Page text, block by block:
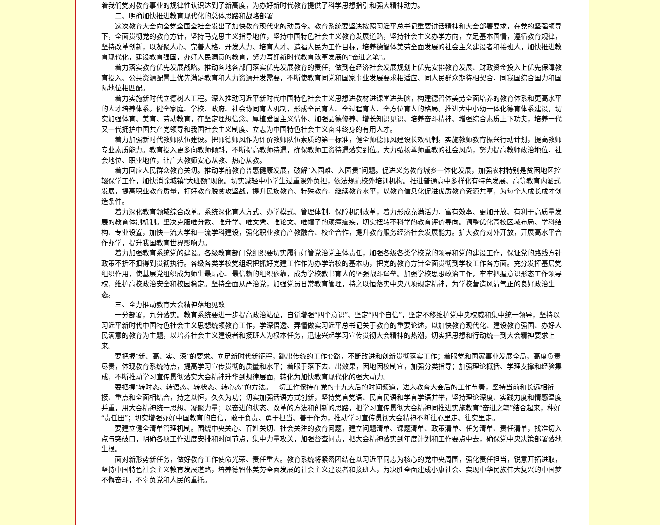
着我们党对教育事业的规律性认识达到了新高度，为办好新时代教育提供了科学思想指引和强大精神动力。
二、明确加快推进教育现代化的总体思路和战略部署
这次教育大会向全党全国全社会发出了加快教育现代化的动员令。教育系统要坚决按照习近平总书记重要讲话精神和大会部署要求，在党的坚强领导
下，全面贯彻党的教育方针，坚持马克思主义指导地位，坚持中国特色社会主义教育发展道路，坚持社会主义办学方向，立足基本国情，遵循教育规律，
坚持改革创新，以凝聚人心、完善人格、开发人力、培育人才、造福人民为工作目标，培养德智体美劳全面发展的社会主义建设者和接班人，加快推进教
育现代化，建设教育强国，办好人民满意的教育，努力写好新时代教育改革发展的“奋进之笔”。
着力落实教育优先发展战略。推动各地各部门落实优先发展教育的责任，做到在经济社会发展规划上优先安排教育发展、财政资金投入上优先保障教
育投入、公共资源配置上优先满足教育和人力资源开发需要，不断使教育同党和国家事业发展要求相适应、同人民群众期待相契合、同我国综合国力和国
际地位相匹配。
着力实施新时代立德树人工程。深入推动习近平新时代中国特色社会主义思想进教材进课堂进头脑，构建德智体美劳全面培养的教育体系和更高水平
的人才培养体系。健全家庭、学校、政府、社会协同育人机制，形成全员育人、全过程育人、全方位育人的格局。推进大中小幼一体化德育体系建设，切
实加强体育、美育、劳动教育，在坚定理想信念、厚植爱国主义情怀、加强品德修养、增长知识见识、培养奋斗精神、增强综合素质上下功夫，培养一代
又一代拥护中国共产党领导和我国社会主义制度、立志为中国特色社会主义奋斗终身的有用人才。
着力加强新时代教师队伍建设。把师德师风作为评价教师队伍素质的第一标准，健全师德师风建设长效机制。实施教师教育振兴行动计划，提高教师
专业素质能力。教育投入更多向教师倾斜，不断提高教师待遇，确保教师工资待遇落实到位。大力弘扬尊师重教的社会风尚，努力提高教师政治地位、社
会地位、职业地位，让广大教师安心从教、热心从教。
着力回应人民群众教育关切。推动学前教育普惠健康发展，破解“入园难、入园贵”问题。促进义务教育城乡一体化发展，加强农村特别是贫困地区控
辍保学工作，加快消除城镇“大班额”现象。切实减轻中小学生过重课外负担，依法规范校外培训机构。推进普通高中多样化有特色发展、高等教育内涵式
发展，提高职业教育质量，打好教育脱贫攻坚战，提升民族教育、特殊教育、继续教育水平，以教育信息化促进优质教育资源共享，为每个人成长成才创
造条件。
着力深化教育领域综合改革。系统深化育人方式、办学模式、管理体制、保障机制改革，着力形成充满活力、富有效率、更加开放、有利于高质量发
展的教育体制机制。坚决克服唯分数、唯升学、唯文凭、唯论文、唯帽子的顽瘴痼疾，切实扭转不科学的教育评价导向。调整优化高校区域布局、学科结
构、专业设置，加快一流大学和一流学科建设，强化职业教育产教融合、校企合作，提升教育服务经济社会发展能力。扩大教育对外开放，开展高水平合
作办学，提升我国教育世界影响力。
着力加强教育系统党的建设。各级教育部门党组织要切实履行好管党治党主体责任，加强各级各类学校党的领导和党的建设工作，保证党的路线方针
政策不折不扣得到贯彻执行。各级各类学校党组织把抓好党建工作作为办学治校的基本功，把党的教育方针全面贯彻到学校工作各方面。充分发挥基层党
组织作用，使基层党组织成为师生最贴心、最信赖的组织依靠，成为学校教书育人的坚强战斗堡垒。加强学校思想政治工作，牢牢把握意识形态工作领导
权，维护高校政治安全和校园稳定。坚持全面从严治党，加强党员日常教育管理，持之以恒落实中央八项规定精神，为学校营造风清气正的良好政治生
态。
三、全力推动教育大会精神落地见效
一分部署，九分落实。教育系统要进一步提高政治站位，自觉增强“四个意识”、坚定“四个自信”，坚定不移维护党中央权威和集中统一领导，坚持以
习近平新时代中国特色社会主义思想统领教育工作，学深悟透、弄懂做实习近平总书记关于教育的重要论述，以加快教育现代化、建设教育强国、办好人
民满意的教育为主题，以培养社会主义建设者和接班人为根本任务，迅速兴起学习宣传贯彻大会精神的热潮，切实把思想和行动统一到大会精神要求上
来。
要把握“新、高、实、深”的要求。立足新时代新征程，跳出传统的工作套路，不断改进和创新贯彻落实工作；着眼党和国家事业发展全局，高度负责
尽责，体现教育系统特点，提高学习宣传贯彻的质量和水平；着眼于落下去、出效果，因地因校制宜，加强分类指导；加强理论概括、学理支撑和经验集
成，不断推动学习宣传贯彻落实大会精神升华到规律层面，转化为加快教育现代化的强大动力。
要把握“转时态、转语态、转状态、转心态”的方法。一切工作保持在党的十九大后的时间频道，进入教育大会后的工作节奏，坚持当前和长远相衔
接、重点和全面相结合，持之以恒，久久为功；切实加强话语方式创新，坚持党言党语、民言民语和学言学语并举，坚持理论深度、实践力度和情感温度
并重，用大会精神统一思想、凝聚力量；以奋进的状态、改革的方法和创新的思路，把学习宣传贯彻大会精神同推进实施教育“奋进之笔”结合起来，种好
“责任田”；切实增强办好中国教育的自信，敢于负责、勇于担当、善于作为，推动学习宣传贯彻大会精神不断往心里走、往实里走。
要建立健全清单管理机制。围绕中央关心、百姓关切、社会关注的教育问题，建立问题清单、课题清单、政策清单、任务清单、责任清单，找准切入
点与突破口，明确各项工作进度安排和时间节点，集中力量攻关，加强督查问责，把大会精神落实到年度计划和工作要点中去，确保党中央决策部署落地
生根。
面对新形势新任务，做好教育工作使命光荣、责任重大。教育系统将紧密团结在以习近平同志为核心的党中央周围，强化责任担当，锐意开拓进取，
坚持中国特色社会主义教育发展道路，培养德智体美劳全面发展的社会主义建设者和接班人，为决胜全面建成小康社会、实现中华民族伟大复兴的中国梦
不懈奋斗，不辜负党和人民的重托。